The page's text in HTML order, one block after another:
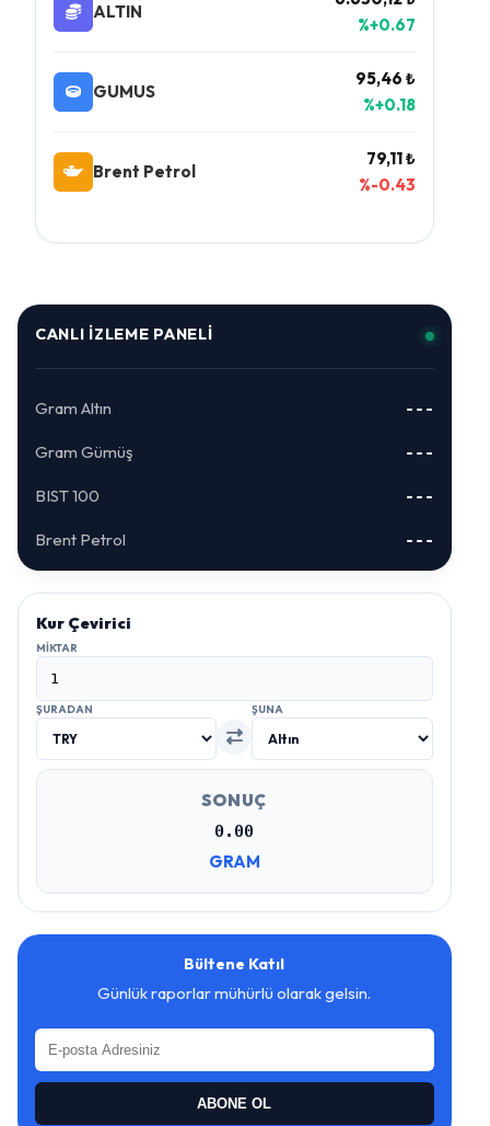
ALTIN
%+0.67
GUMUS
95,46 ₺
%+0.18
Brent Petrol
79,11 ₺
%-0.43
CANLI İZLEME PANELI
Gram Altın ---
Gram Gümüş ---
BIST 100 ---
Brent Petrol ---
Kur Çevirici
MIKTAR
ŞURADAN ŞUNA
SONUÇ
0.00
GRAM
Bültene Katıl
Günlük raporlar mühürlü olarak gelsin.
ABONE OL